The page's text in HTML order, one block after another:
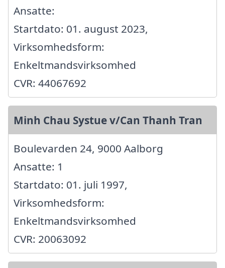
Ansatte:
Startdato: 01. august 2023,
Virksomhedsform:
Enkeltmandsvirksomhed
CVR: 44067692
Minh Chau Systue v/Can Thanh Tran
Boulevarden 24, 9000 Aalborg
Ansatte: 1
Startdato: 01. juli 1997,
Virksomhedsform:
Enkeltmandsvirksomhed
CVR: 20063092